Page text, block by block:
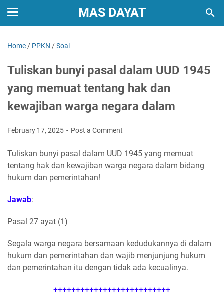
MAS DAYAT
Home / PPKN /Soal
Tuliskan bunyi pasal dalam UUD 1945
yang memuat tentang hak dan
kewajiban warga negara dalam
February 17, 2025 Post a Comment
Tuliskan bunyi pasal dalam UUD 1945 yang memuat
tentang hak dan kewajiban warga negara dalam bidang
hukum dan pemerintahan!
Jawab:
Pasal 27 ayat (1)
Segala warga negara bersamaan kedudukannya di dalam
hukum dan pemerintahan dan wajib menjunjung hukum
dan pemerintahan itu dengan tidak ada kecualinya.
++++++++++++++++++++++++++